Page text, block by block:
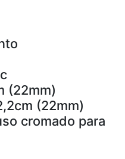
(22mm)
(22mm)
cromado para